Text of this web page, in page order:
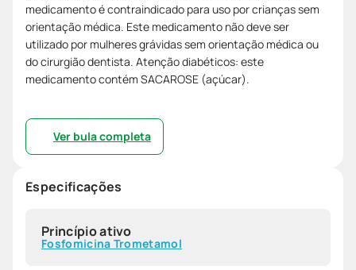
medicamento é contraindicado para uso por crianças sem
orientação médica. Este medicamento não deve ser
utilizado por mulheres grávidas sem orientação médica ou
do cirurgião dentista. Atenção diabéticos: este
medicamento contém SACAROSE (açúcar).
Ver bula completa
Especificações
Princípio ativo
Fosfomicina Trometamol